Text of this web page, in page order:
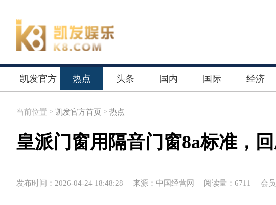
凯发官方 热点 头条 国内 国际 经济
当前位置 > 凯发官方首页 > 热点
皇派门窗用隔音门窗8a标准，
发布时间：2026-04-24 18:48:28 | 来源：中国经营网 | 阅读量：6711 | 会